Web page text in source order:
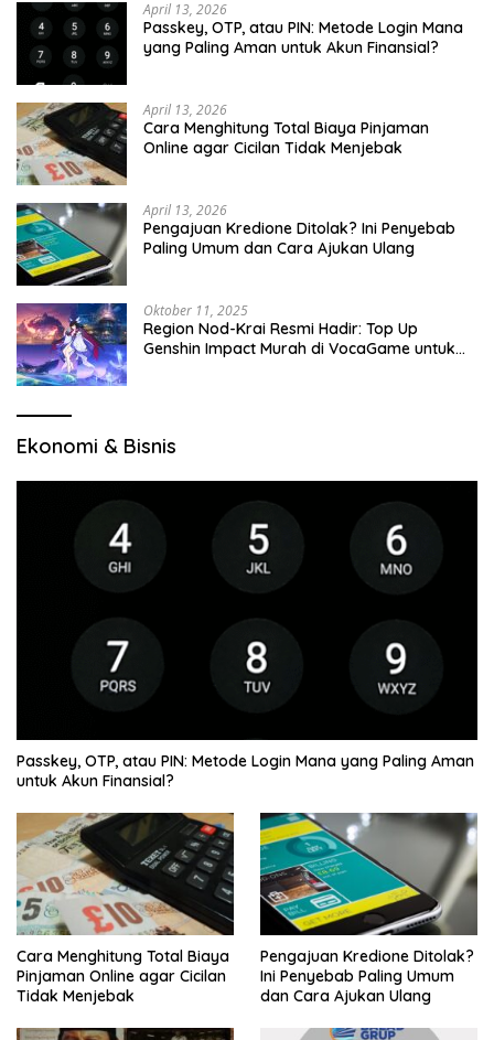
April 13, 2026
Passkey, OTP, atau PIN: Metode Login Mana
yang Paling Aman untuk Akun Finansial?
April 13, 2026
Cara Menghitung Total Biaya Pinjaman
Online agar Cicilan Tidak Menjebak
April 13, 2026
Pengajuan Kredione Ditolak? Ini Penyebab
Paling Umum dan Cara Ajukan Ulang
Oktober 11, 2025
Region Nod-Krai Resmi Hadir: Top Up
Genshin Impact Murah di VocaGame untuk
Ekonomi & Bisnis
Passkey, OTP, atau PIN: Metode Login Mana yang Paling Aman
untuk Akun Finansial?
Cara Menghitung Total Biaya
Pinjaman Online agar Cicilan
Tidak Menjebak
Pengajuan Kredione Ditolak?
Ini Penyebab Paling Umum
dan Cara Ajukan Ulang